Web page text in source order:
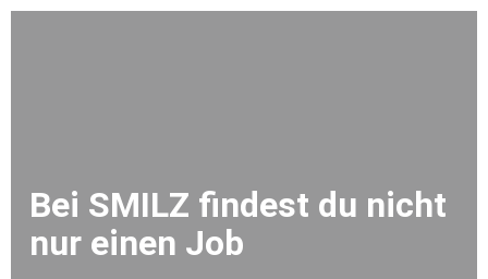
Bei SMILZ findest du nicht
nur einen Job